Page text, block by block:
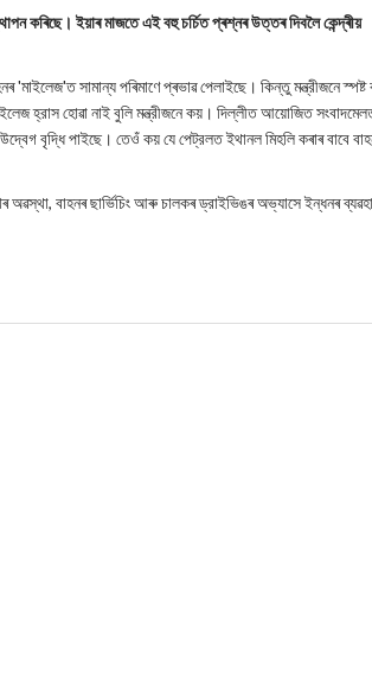
কৰিছে। ইয়াৰ মাজতে এই বহু চৰ্চিত প্ৰশ্নৰ উত্তৰ দিবলৈ কেন্দ্ৰীয়
'মাইলেজ'ত সামান্য পৰিমাণে প্ৰভাৱ পেলাইছে। কিন্তু মন্ত্রীজনে স্পষ্ট
হ্রাস হোৱা নাই বুলি মন্ত্রীজনে কয়। দিল্লীত আয়োজিত
বৃদ্ধি পাইছে। তেওঁ কয় যে পেট্রলত ইথানল মিহলি কৰাৰ বাবে
অৱস্থা, বাহনৰ ছাৰ্ভিচিং আৰু চালকৰ ড্রাইভিঙৰ অভ্যাসে ইন্ধনৰ